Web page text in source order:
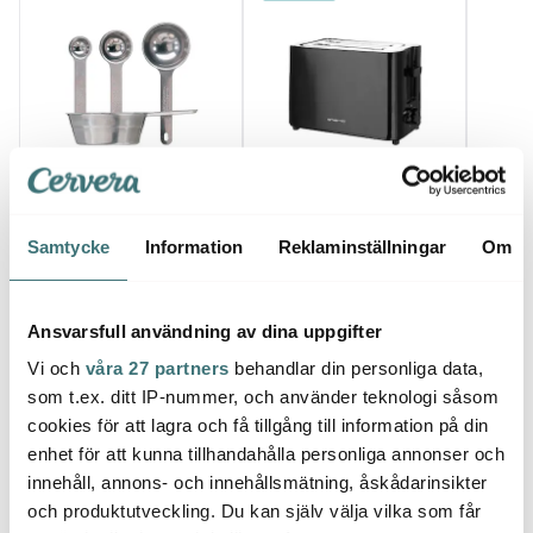
Samtycke Information Reklaminställningar Om
Ansvarsfull användning av dina uppgifter
Vi och våra 27 partners behandlar din personliga data,
som t.ex. ditt IP-nummer, och använder teknologi såsom
cookies för att lagra och få tillgång till information på din
enhet för att kunna tillhandahålla personliga annonser och
innehåll, annons- och innehållsmätning, åskådarinsikter
och produktutveckling. Du kan själv välja vilka som får
Jonas
Rostfri
129 kr
Svart
Svart
Låt dig inspireras av våra kunder